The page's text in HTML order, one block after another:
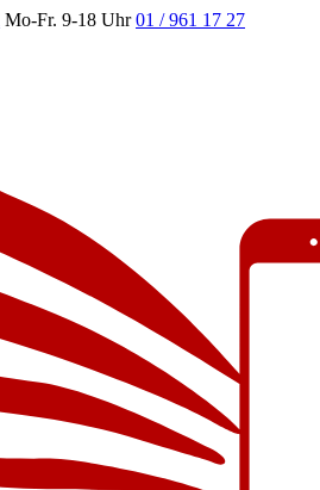
Mo-Fr. 9-18 Uhr 01 / 961 17 27